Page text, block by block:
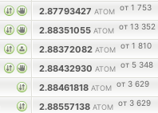
2.87793427 ATOM от 1 753
2.88351055 ATOM от 13 352
2.88372082 ATOM от 1 810
2.88432930 ATOM от 5 348
2.88461818 ATOM от 3 629
2.88557138 ATOM от 3 629